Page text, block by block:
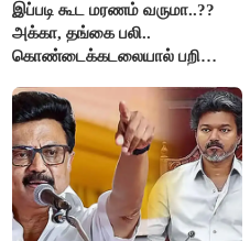
இப்படி கூட மரணம் வருமா..??
அக்கா, தங்கை பலி..
கொண்டைக்கடலையால் பறிபோன